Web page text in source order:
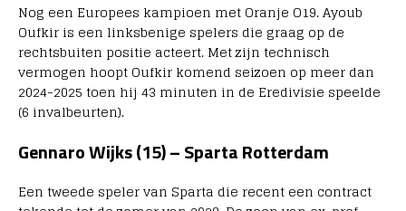
Nog een Europees kampioen met Oranje O19. Ayoub
Oufkir is een linksbenige spelers die graag op de
rechtsbuiten positie acteert. Met zijn technisch
vermogen hoopt Oufkir komend seizoen op meer dan
2024-2025 toen hij 43 minuten in de Eredivisie speelde
(6 invalbeurten).
Gennaro Wijks (15) – Sparta Rotterdam
Een tweede speler van Sparta die recent een contract